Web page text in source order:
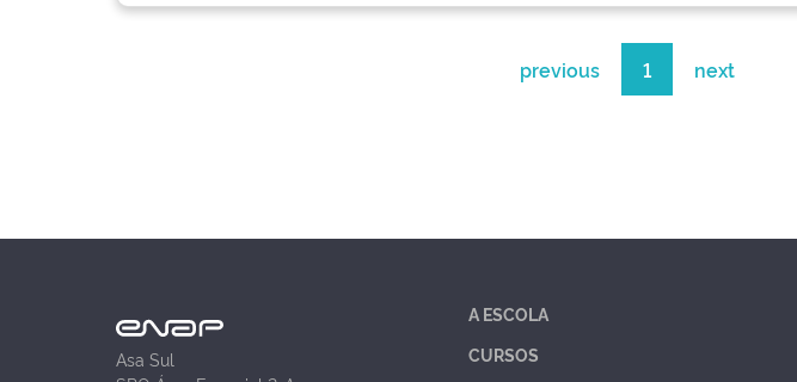
previous 1 next
Asa Sul
A ESCOLA
CURSOS